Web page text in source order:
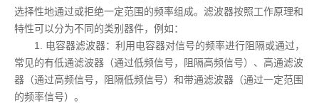
选择性地通过或拒绝一定范围的频率组成。滤波器按照工作原理和
特性可以分为不同的类别器件，例如：
1. 电容器滤波器：利用电容器对信号的频率进行阻隔或通过，
常见的有低通滤波器（通过低频信号，阻隔高频信号）、高通滤波
器（通过高频信号，阻隔低频信号）和带通滤波器（通过一定范围
的频率信号）。